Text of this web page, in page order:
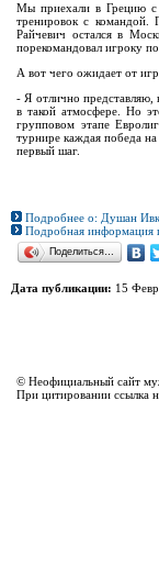
Мы приехали в Грецию с
тренировок с командой.
Райчевич остался в
порекомандовал игроку
А вот чего ожидает от
- Я отлично представляю,
в такой атмосфере. Но
групповом этапе
турнире каждая победа
первый шаг.
Подробнее о: Душан
Подробная информация
Поделиться…
Дата публикации: 15
© Неофициальный сайт
При цитировании ссылка